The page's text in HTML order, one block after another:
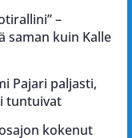
–
saman kuin Kalle
Pajari paljasti,
tuntuivat
kokenut